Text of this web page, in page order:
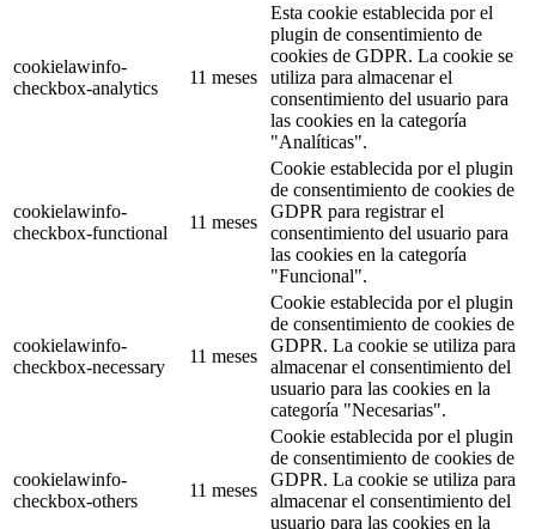
cookielawinfo-
checkbox-analytics
11 meses
Esta cookie establecida por el
plugin de consentimiento de
cookies de GDPR. La cookie se
utiliza para almacenar el
consentimiento del usuario para
las cookies en la categoría
"Analíticas".
cookielawinfo-
checkbox-functional
11 meses
Cookie establecida por el plugin
de consentimiento de cookies de
GDPR para registrar el
consentimiento del usuario para
las cookies en la categoría
"Funcional".
cookielawinfo-
checkbox-necessary
11 meses
Cookie establecida por el plugin
de consentimiento de cookies de
GDPR. La cookie se utiliza para
almacenar el consentimiento del
usuario para las cookies en la
categoría "Necesarias".
cookielawinfo-
checkbox-others
11 meses
Cookie establecida por el plugin
de consentimiento de cookies de
GDPR. La cookie se utiliza para
almacenar el consentimiento del
usuario para las cookies en la